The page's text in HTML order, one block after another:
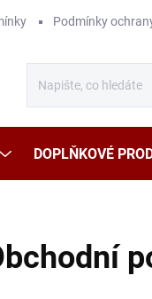
Podmínky
DOPLŇKOVÉ